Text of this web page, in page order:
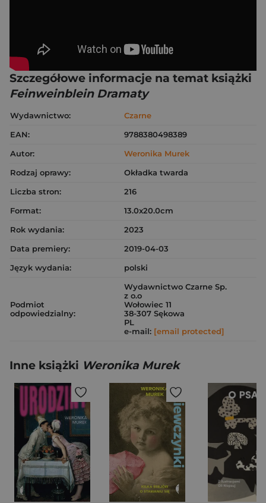
Szczegółowe informacje na temat książki
Feinweinblein Dramaty
Wydawnictwo:
Czarne
EAN:
9788380498389
Autor:
Weronika Murek
Rodzaj oprawy:
Okładka twarda
Liczba stron:
216
Format:
13.0x20.0cm
Rok wydania:
2023
Data premiery:
2019-04-03
Język wydania:
polski
Podmiot
odpowiedzialny:
Wydawnictwo Czarne Sp.
z o.o
Wołowiec 11
38-307 Sękowa
PL
e-mail: [email protected]
Inne książki Weronika Murek